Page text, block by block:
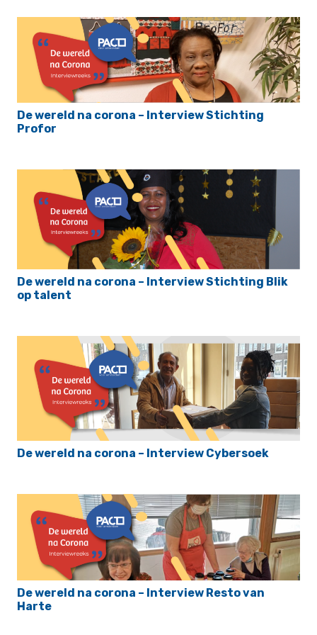
De wereld na corona – Interview Stichting
Profor
De wereld na corona – Interview Stichting Blik
op talent
De wereld na corona – Interview Cybersoek
De wereld na corona – Interview Resto van
Harte